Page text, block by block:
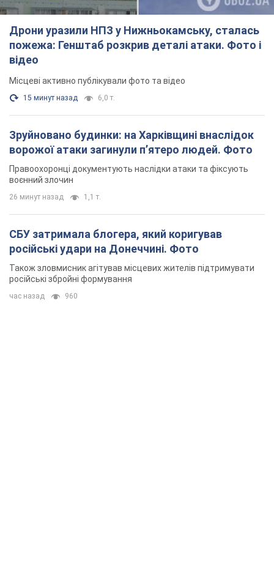
Дрони уразили НПЗ у Нижньокамську, сталась
пожежа: Генштаб розкрив деталі атаки. Фото і
відео
Місцеві активно публікували фото та відео
15 минут назад 6,0 т.
Зруйновано будинки: на Харківщині внаслідок
ворожої атаки загинули п’ятеро людей. Фото
Правоохоронці документують наслідки атаки та фіксують
воєнний злочин
26 минут назад 1,1 т.
СБУ затримала блогера, який коригував
російські удари на Донеччині. Фото
Також зловмисник агітував місцевих жителів підтримувати
російські збройні формування
час назад 960